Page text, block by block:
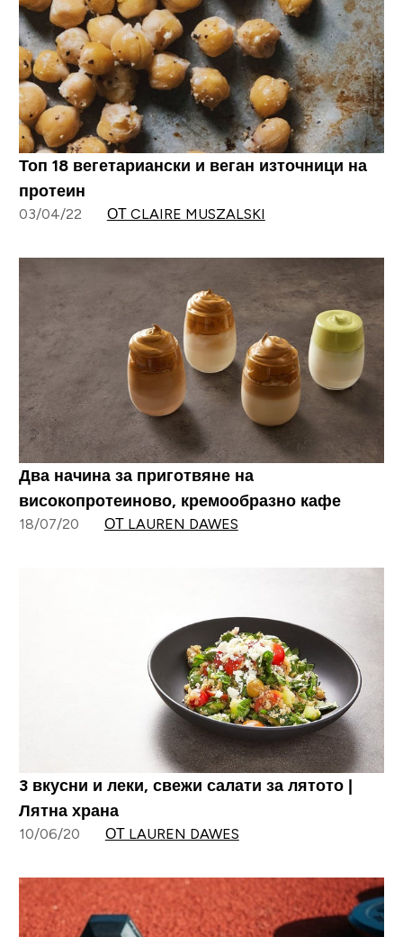
Топ 18 вегетариански и веган източници на
протеин
03/04/22 ОТ CLAIRE MUSZALSKI
Два начина за приготвяне на
високопротеиново, кремообразно кафе
18/07/20 ОТ LAUREN DAWES
3 вкусни и леки, свежи салати за лятото |
Лятна храна
10/06/20 ОТ LAUREN DAWES